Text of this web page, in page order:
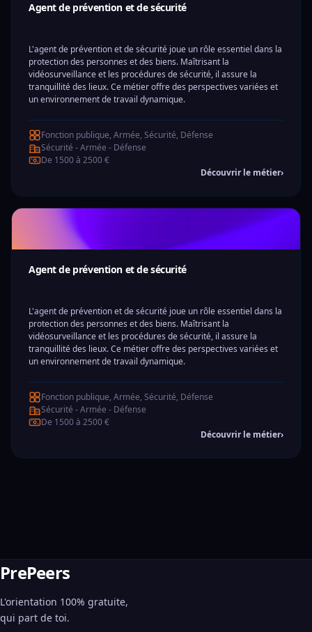
Agent de prévention et de sécurité
L'agent de prévention et de sécurité joue un rôle essentiel dans la
protection des personnes et des biens. Maîtrisant la
vidéosurveillance et les procédures de sécurité, il assure la
tranquillité des lieux. Ce métier offre des perspectives variées et
un environnement de travail dynamique.
Fonction publique, Armée, Sécurité, Défense
Sécurité - Armée - Défense
De 1500 à 2500 €
Découvrir le métier›
Agent de prévention et de sécurité
L'agent de prévention et de sécurité joue un rôle essentiel dans la
protection des personnes et des biens. Maîtrisant la
vidéosurveillance et les procédures de sécurité, il assure la
tranquillité des lieux. Ce métier offre des perspectives variées et
un environnement de travail dynamique.
Fonction publique, Armée, Sécurité, Défense
Sécurité - Armée - Défense
De 1500 à 2500 €
Découvrir le métier›
PrePeers
L'orientation 100% gratuite,
qui part de toi.